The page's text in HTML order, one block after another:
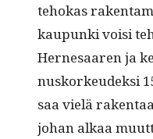
tehokas
kaupun­ki voisi
Her­ne­saaren ja
nusko­rkeudek­si
saa vielä
johan alkaa